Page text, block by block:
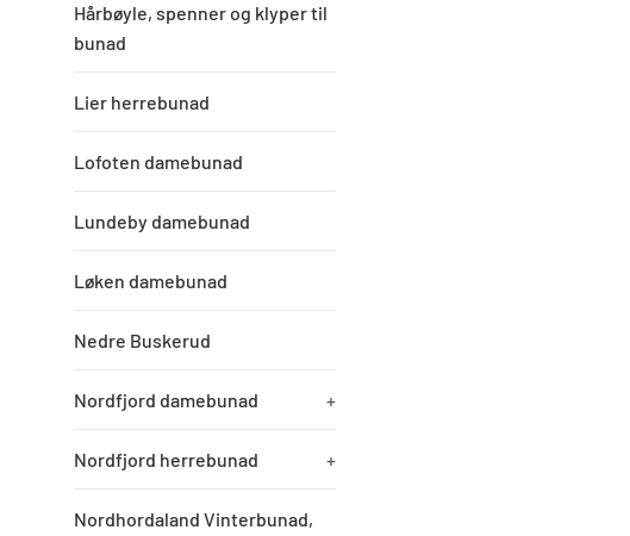
Hårbøyle, spenner og klyper til
bunad
Lier herrebunad
Lofoten damebunad
Lundeby damebunad
Løken damebunad
Nedre Buskerud
Nordfjord damebunad +
Nordfjord herrebunad +
Nordhordaland Vinterbunad,